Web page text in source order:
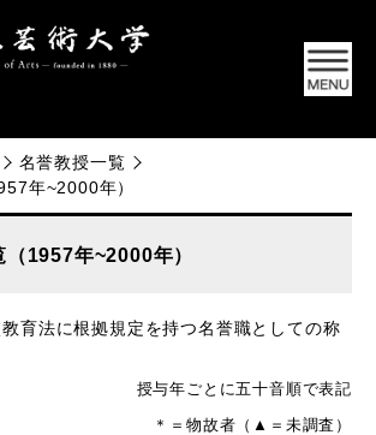
名誉教授一覧
年~2000年）
1957年~2000年）
育法に根拠規定を持つ名誉職としての称
授与年ごとに五十音順で表記
＊＝物故者（▲＝未調査）